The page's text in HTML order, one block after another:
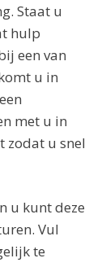
Staat u
hulp
een van
u in
met u in
zodat u snel
u kunt deze
Vul
te